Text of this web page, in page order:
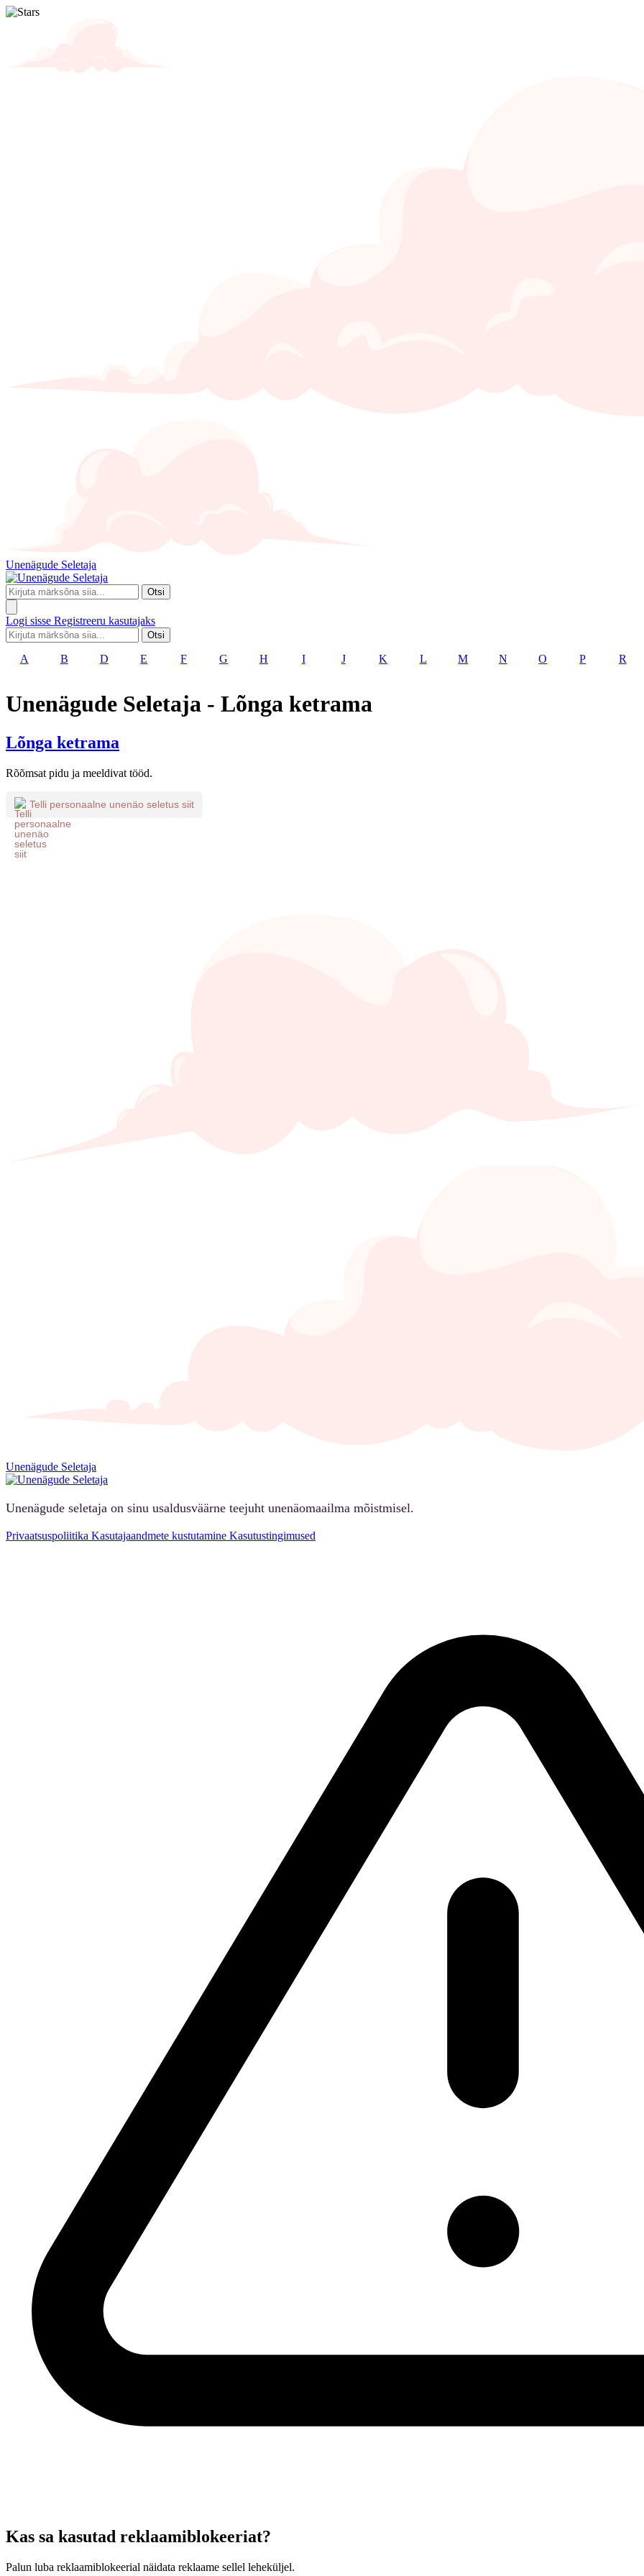
Unenägude Seletaja
Otsi
Logi sisse Registreeru kasutajaks
Otsi
A B D E F G H I J K L M N O P R
Unenägude Seletaja - Lõnga ketrama
Lõnga ketrama
Rõõmsat pidu ja meeldivat tööd.
Telli personaalne unenäo seletus siit
Unenägude Seletaja
Unenägude seletaja on sinu usaldusväärne teejuht unenäomaailma mõistmisel.
Privaatsuspoliitika Kasutajaandmete kustutamine Kasutustingimused
Kas sa kasutad reklaamiblokeeriat?
Palun luba reklaamiblokeerial näidata reklaame sellel leheküljel.